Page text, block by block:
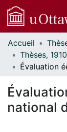
Communautés
et collections
Parcourir
Statistiques
À propos
Accueil
national